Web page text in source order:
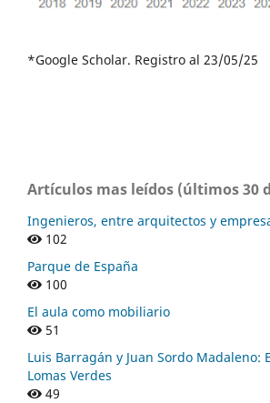
*Google Scholar. Registro al 23/05/25
Artículos mas leídos (últimos 30
Ingenieros, entre arquitectos y
102
Parque de España
100
El aula como mobiliario
51
Luis Barragán y Juan Sordo Madaleno:
Lomas Verdes
49